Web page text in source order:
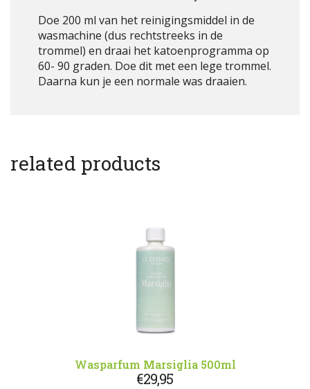
Doe 200 ml van het reinigingsmiddel in de
wasmachine (dus rechtstreeks in de
trommel) en draai het katoenprogramma op
60- 90 graden. Doe dit met een lege trommel.
Daarna kun je een normale was draaien.
related products
Wasparfum Marsiglia 500ml
€29,95